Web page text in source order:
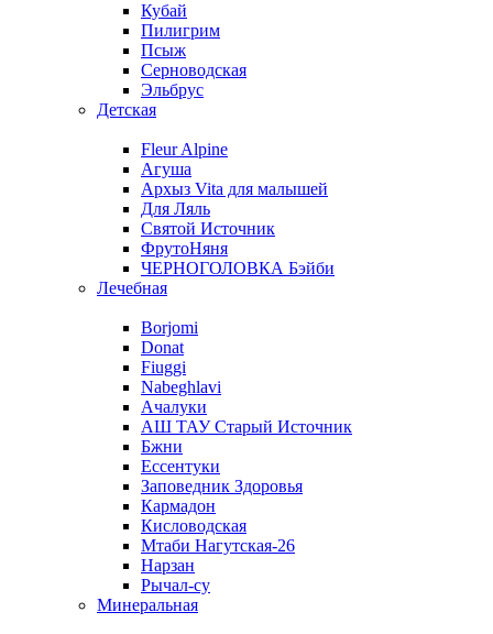
Кубай
Пилигрим
Псыж
Серноводская
Эльбрус
Детская
Fleur Alpine
Агуша
Архыз Vita для малышей
Для Ляль
Святой Источник
ФрутоНяня
ЧЕРНОГОЛОВКА Бэйби
Лечебная
Borjomi
Donat
Fiuggi
Nabeghlavi
Ачалуки
АШ ТАУ Старый Источник
Бжни
Ессентуки
Заповедник Здоровья
Кармадон
Кисловодская
Мтаби Нагутская-26
Нарзан
Рычал-су
Минеральная